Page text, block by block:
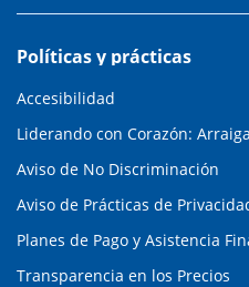
Políticas y prácticas
Accesibilidad
Liderando con Corazón:
Aviso de No Discriminación
Aviso de Prácticas de
Planes de Pago y Asistencia
Transparencia en los Precios